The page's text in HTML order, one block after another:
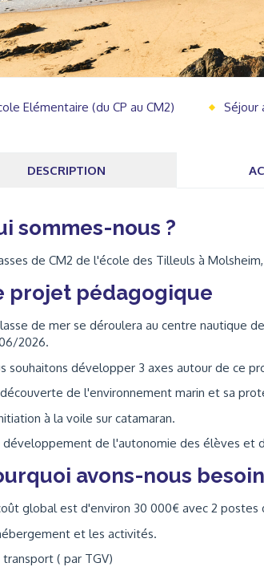
Elémentaire (du CP au CM2) Séjour
DESCRIPTION
sommes-nous ?
de CM2 de l'école des Tilleuls à
projet pédagogique
de mer se déroulera au centre nautique
2026.
souhaitons développer 3 axes autour de ce
de l'environnement marin et sa
à la voile sur catamaran.
développement de l'autonomie des élèves et
avons-nous
global est d'environ 30 000€ avec 2
et les activités.
transport ( par TGV)